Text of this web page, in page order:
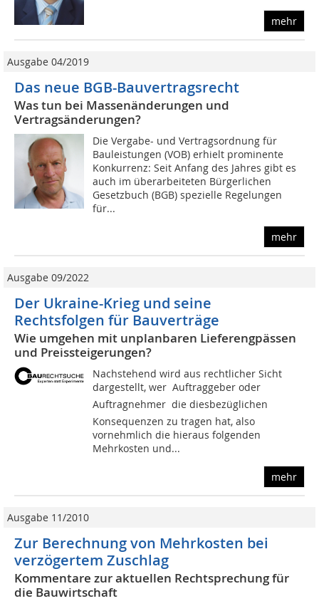
mehr
Ausgabe 04/2019
Das neue BGB-Bauvertragsrecht
Was tun bei Massenänderungen und
Vertragsänderungen?
Die Vergabe- und Vertragsordnung für
Bauleistungen (VOB) erhielt prominente
Konkurrenz: Seit Anfang des Jahres gibt es
auch im überarbeiteten Bürgerlichen
Gesetzbuch (BGB) spezielle Regelungen
für...
mehr
Ausgabe 09/2022
Der Ukraine-Krieg und seine
Rechtsfolgen für Bauverträge
Wie umgehen mit unplanbaren Lieferengpässen
und Preissteigerungen?
Nachstehend wird aus rechtlicher Sicht
dargestellt, wer  Auftraggeber oder
Auftragnehmer  die diesbezüglichen
Konsequenzen zu tragen hat, also
vornehmlich die hieraus folgenden
Mehrkosten und...
mehr
Ausgabe 11/2010
Zur Berechnung von Mehrkosten bei
verzögertem Zuschlag
Kommentare zur aktuellen Rechtsprechung für
die Bauwirtschaft